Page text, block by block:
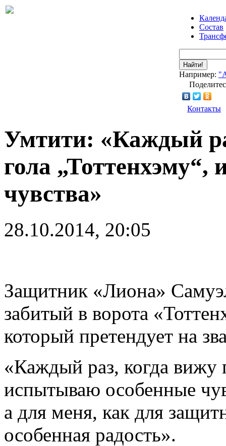
Состав
Найти!
Например:
Контакты
Умтити: «Каждый
гола
чувства»
28.10.2014, 20:05
Защитник «Лиона»
забитый в ворота
который претендует на
«Каждый раз, когда вижу
испытываю особенные
а для меня, как для
особенная радость».